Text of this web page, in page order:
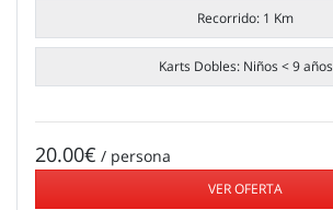
Recorrido: 1 Km
Karts Dobles: Niños < 9 años
20.00€ / persona
VER OFERTA